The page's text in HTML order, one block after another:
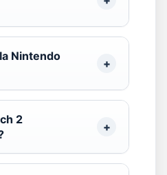
Nintendo
2